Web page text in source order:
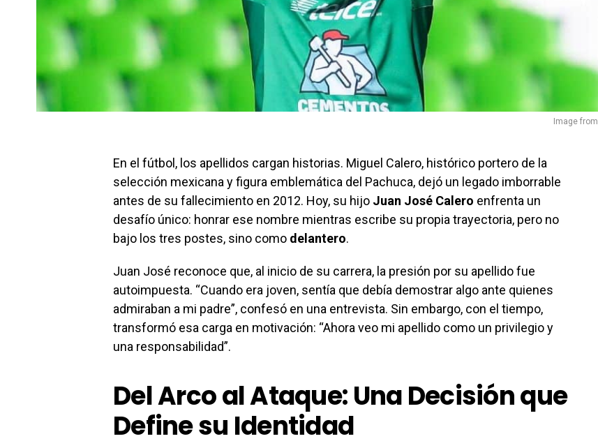
Image
En el fútbol, los apellidos cargan historias. Miguel Calero, histórico portero de la
selección mexicana y figura emblemática del Pachuca, dejó un legado imborrable
antes de su fallecimiento en 2012. Hoy, su hijo Juan José Calero enfrenta un
desafío único: honrar ese nombre mientras escribe su propia trayectoria, pero no
bajo los tres postes, sino como delantero.
Juan José reconoce que, al inicio de su carrera, la presión por su apellido fue
autoimpuesta. “Cuando era joven, sentía que debía demostrar algo ante quienes
admiraban a mi padre”, confesó en una entrevista. Sin embargo, con el tiempo,
transformó esa carga en motivación: “Ahora veo mi apellido como un privilegio y
una responsabilidad”.
Del Arco al Ataque: Una Decisión que
Define su Identidad